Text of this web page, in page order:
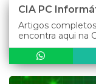
CIA PC
Artigos
encontra aqui na